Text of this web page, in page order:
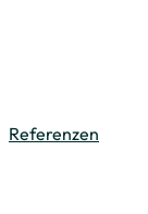
Referenzen